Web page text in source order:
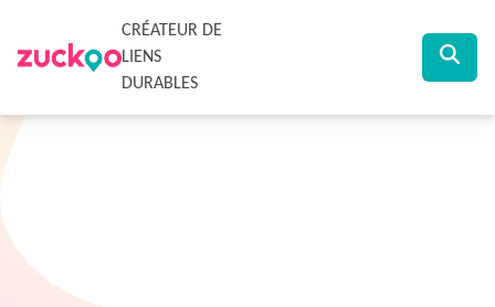
CRÉATEUR DE
LIENS
DURABLES